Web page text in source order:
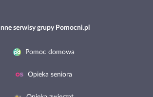
Inne serwisy grupy Pomocni.pl
Pomoc domowa
Opieka seniora